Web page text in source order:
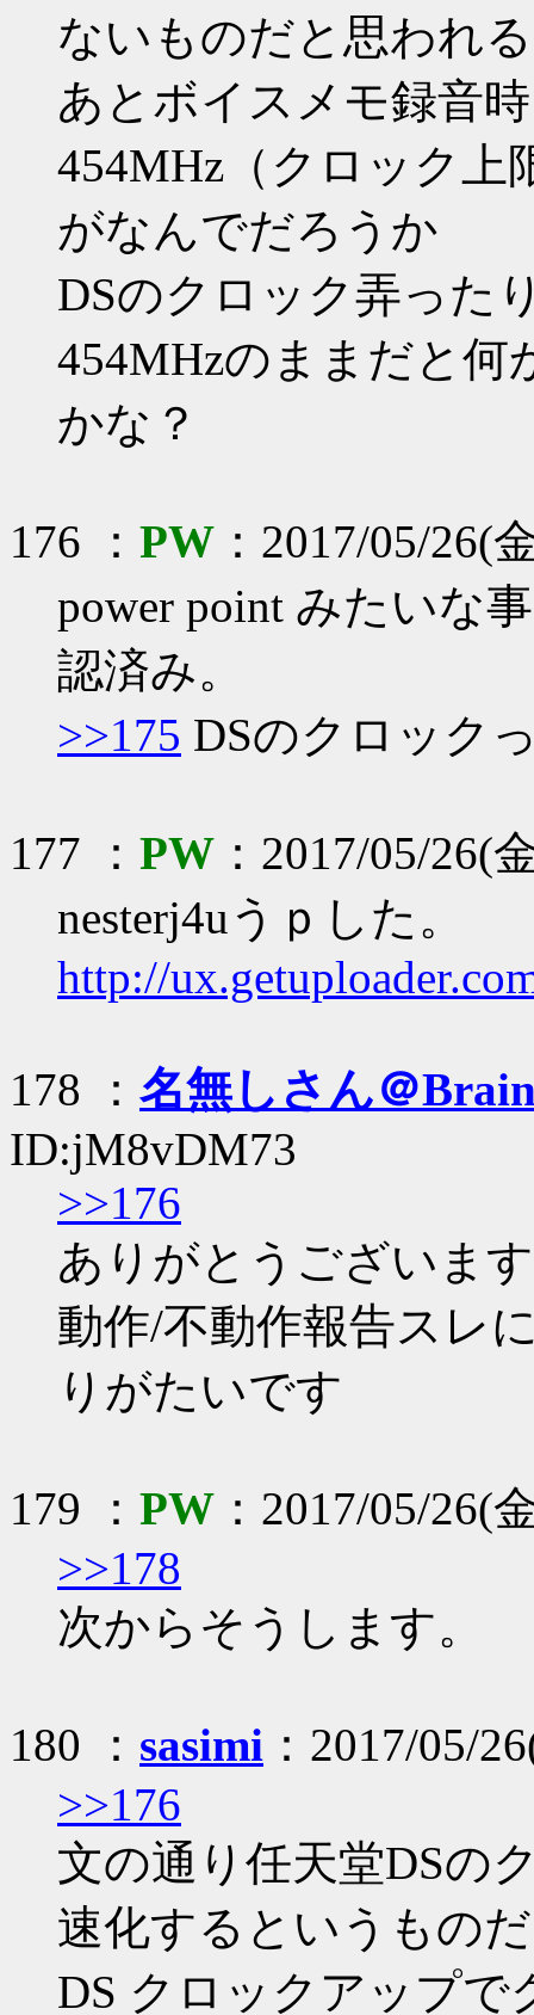
ないものだと思われる
あとボイスメモ録音
454MHz（クロック上
がなんでだろうか
DSのクロック弄った
454MHzのままだと
かな？
176 ： PW ：2017/05/26(
power point みたいな
認済み。
>>175 DSのクロック
177 ： PW ：2017/05/26(
nesterj4uうｐした。
http://
178 ： 名無しさん＠
ID:jM8vDM73
>>176
ありがとうございます
動作/不動作報告スレ
りがたいです
179 ： PW ：2017/05/26(
>>178
次からそうします。
180 ： sasimi ：2017/05/
>>176
文の通り任天堂DSの
速化するというもの
DS クロックアップで